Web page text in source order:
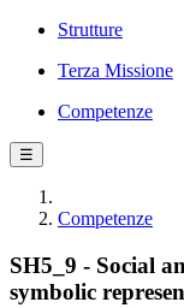
Strutture
Terza Missione
Competenze
☰
Competenze
SH5_9 - Social
symbolic